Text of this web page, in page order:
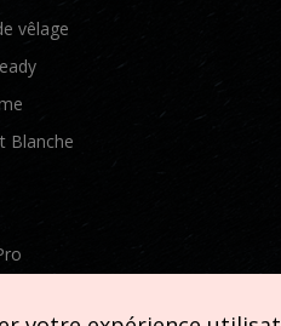
vêlage
Blanche